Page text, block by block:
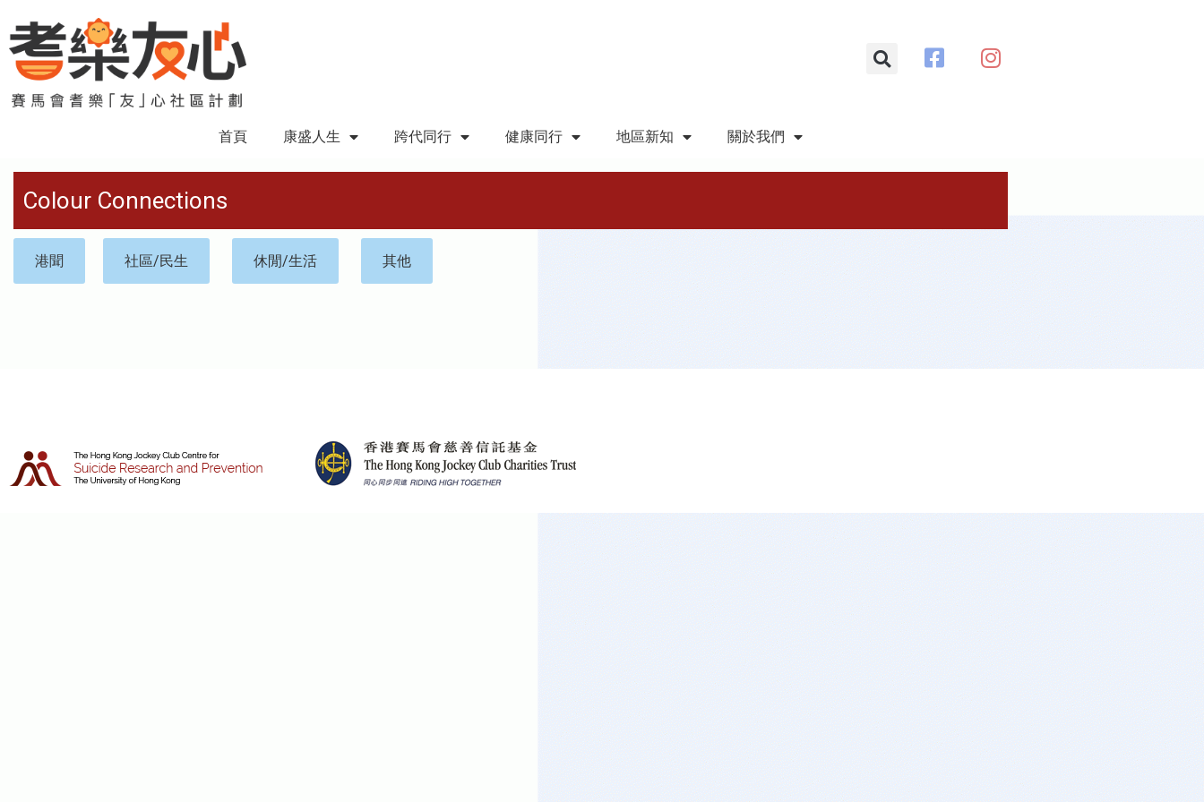
首頁 康盛人生 跨代同行 健康同行 地區新知 關於我們
Colour Connections
港聞 社區/民生 休閒/生活 其他